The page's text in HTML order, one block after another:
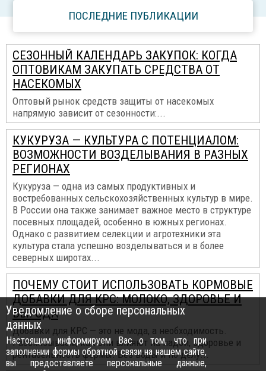
ПОСЛЕДНИЕ ПУБЛИКАЦИИ
СЕЗОННЫЙ КАЛЕНДАРЬ ЗАКУПОК: КОГДА
ОПТОВИКАМ ЗАКУПАТЬ СРЕДСТВА ОТ
НАСЕКОМЫХ
Оптовый рынок средств защиты от насекомых
напрямую зависит от сезонности:...
КУКУРУЗА — КУЛЬТУРА С ПОТЕНЦИАЛОМ:
ВОЗМОЖНОСТИ ВОЗДЕЛЫВАНИЯ В РАЗНЫХ
РЕГИОНАХ
Кукуруза — одна из самых продуктивных и
востребованных сельскохозяйственных культур в мире.
В России она также занимает важное место в структуре
посевных площадей, особенно в южных регионах.
Однако с развитием селекции и агротехники эта
культура стала успешно возделываться и в более
северных широтах...
ПОЧЕМУ СТОИТ ИСПОЛЬЗОВАТЬ КОРМОВЫЕ
ДОБАВКИ ДЛЯ КРС: МОЛОКО, ЗДОРОВЬЕ И
ВЫГОДА
Добавки для КРС — это не мода, а необходимость.
Рассказываем, как они влияют на надои, здоровье и
рентабельность фермы. Без воды и по делу...
Уведомление о сборе персональных
данных
Настоящим информируем Вас о том, что при
заполнении формы обратной связи на нашем сайте,
вы предоставляете персональные данные,